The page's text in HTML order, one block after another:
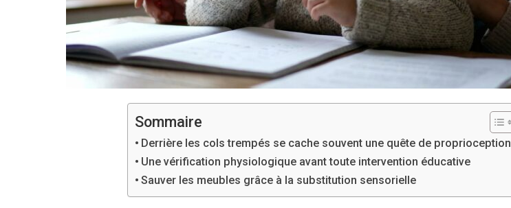
Sommaire
Derrière les cols trempés se cache souvent une quête de proprioception
Une vérification physiologique avant toute intervention éducative
Sauver les meubles grâce à la substitution sensorielle